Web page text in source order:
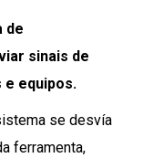
de
sinais de
equipos.
se desvía
ferramenta,